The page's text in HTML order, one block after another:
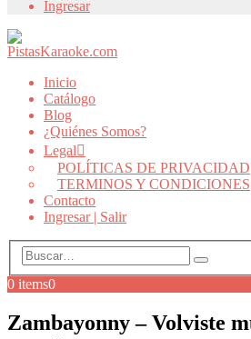
Ingresar
Inicio
Catálogo
Blog
¿Quiénes Somos?
Legal
POLÍTICAS DE PRIVACIDAD
TERMINOS Y CONDICIONES
Contacto
Ingresar | Salir
0 items0
Zambayonny – Volviste